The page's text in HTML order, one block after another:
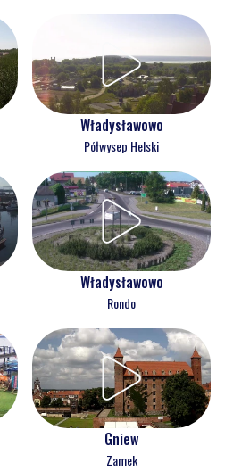
Władysławowo
Półwysep Helski
Władysławowo
Rondo
Gniew
Zamek